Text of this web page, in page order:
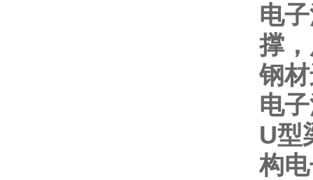
电
撑
钢
电
U型
构